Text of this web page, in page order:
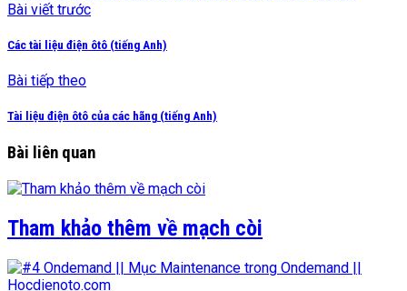
Bài viết trước
Các tài liệu điện ôtô (tiếng Anh)
Bài tiếp theo
Tài liệu điện ôtô của các hãng (tiếng Anh)
Bài liên quan
Tham khảo thêm về mạch còi